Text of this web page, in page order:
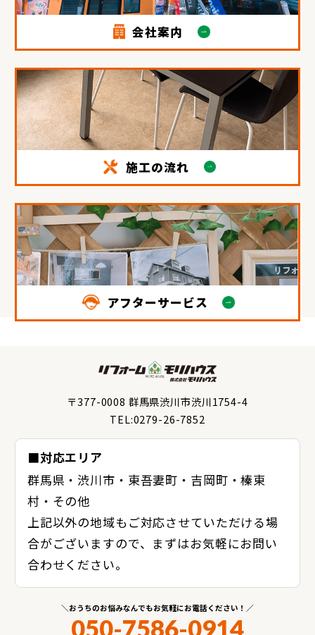
会社案内
施工の流れ
アフターサービス
〒377-0008 群馬県渋川市渋川1754-4
TEL:0279-26-7852
■対応エリア
群馬県・渋川市・東吾妻町・吉岡町・榛東
村・その他
上記以外の地域もご対応させていただける場
合がございますので、まずはお気軽にお問い
合わせください。
おうちのお悩みなんでもお気軽にお電話ください！
050-7586-0914